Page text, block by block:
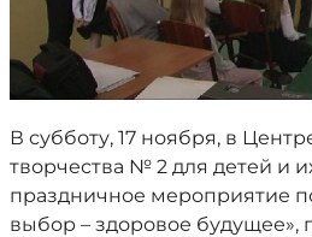
В субботу, 17 ноября, в
творчества № 2 для детей и
праздничное мероприятие
выбор – здоровое